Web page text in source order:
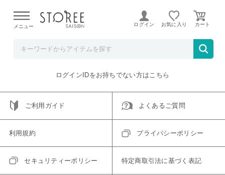
よる配送遅延が発生しております。
メニュー ログイン お気に入り
ご指定のアイテムは取り扱い終了、またはただいま取り扱い
トップへ戻る
ログインIDをお持ちでない方はこちら
ご利用ガイド よくあるご質問
利用規約 プライバシーポリシー
セキュリティーポリシー 特定商取引法に基づく表記